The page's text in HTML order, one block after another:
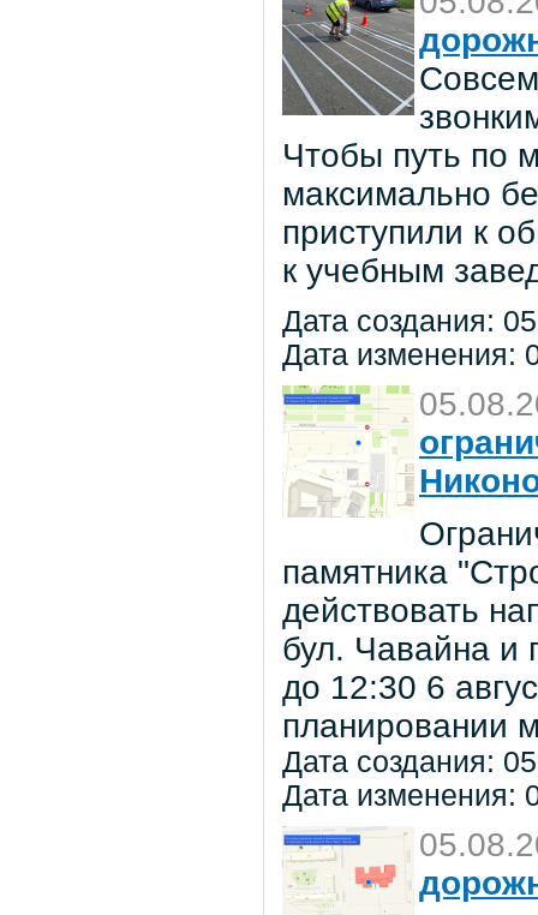
Чтобы путь по
максимально
приступили к
к учебным
Дата создания:
Дата изменения:
памятника
действовать
бул. Чавайна и
до 12:30 6
планировании
Дата создания:
Дата изменения: